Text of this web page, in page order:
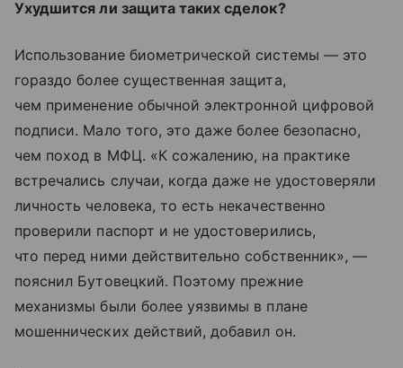
Ухудшится ли защита таких сделок?
Использование биометрической системы — это
гораздо более существенная защита,
чем применение обычной электронной цифровой
подписи. Мало того, это даже более безопасно,
чем поход в МФЦ. «К сожалению, на практике
встречались случаи, когда даже не удостоверяли
личность человека, то есть некачественно
проверили паспорт и не удостоверились,
что перед ними действительно собственник», —
пояснил Бутовецкий. Поэтому прежние
механизмы были более уязвимы в плане
мошеннических действий, добавил он.